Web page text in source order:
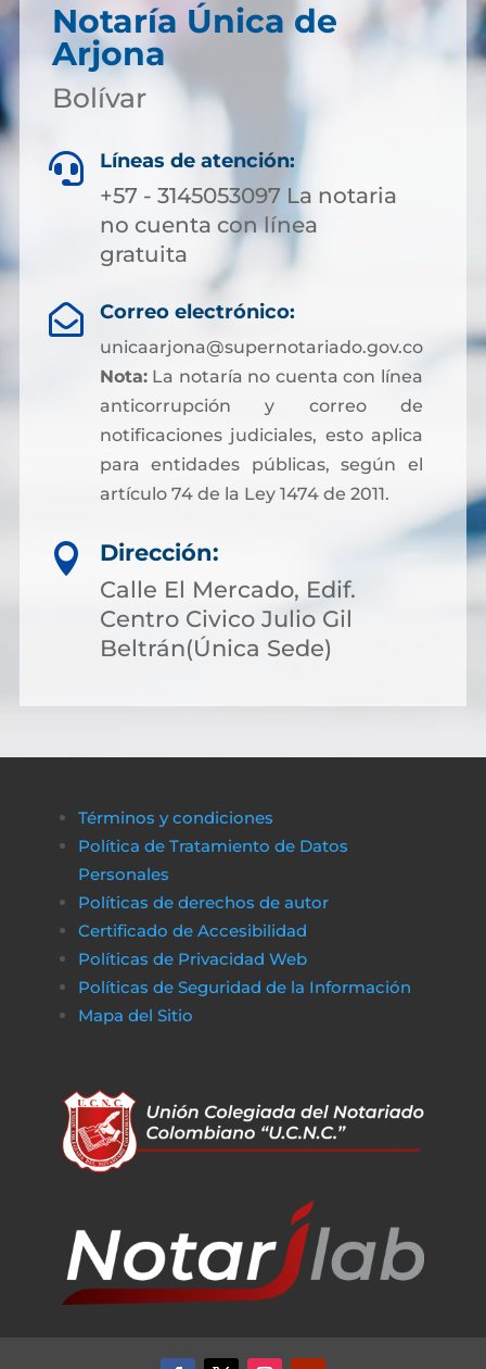
Notaría Única de
Arjona
Bolívar
 Líneas de atención:
+57 - 3145053097 La notaria
no cuenta con línea
gratuita
 Correo electrónico:
unicaarjona@supernotariado.gov.co
Nota:La notaría no cuenta con línea
anticorrupción y correo de
notificaciones judiciales, esto aplica
para entidades públicas, según el
artículo 74 de la Ley 1474 de 2011.

Dirección:
Calle El Mercado, Edif.
Centro Civico Julio Gil
Beltrán(Única Sede)
Términos y condiciones
Política de Tratamiento de Datos
Personales
Políticas de derechos de autor
Certificado de Accesibilidad
Políticas de Privacidad Web
Políticas de Seguridad de la Información
Mapa del Sitio